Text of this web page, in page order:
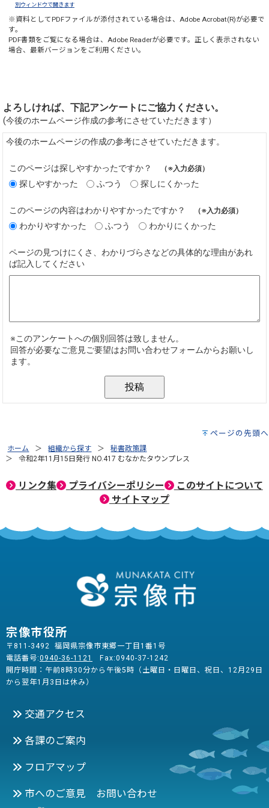
別ウィンドウで開きます
※資料としてPDFファイルが添付されている場合は、 Adobe Acrobat(R)が必要で
す。
PDF書類をご覧になる場合は、 Adobe Readerが必要です。正しく表示されない
場合、最新バージョンをご利用ください。
ページの先頭へ
ホーム 組織から探す
秘書政策課
令和2年11月15日発行 NO.417 むなかたタウンプレス
リンク集 プライバシーポリシー
このサイトについて
サイトマップ
宗像市役所
〒811-3492 福岡県宗像市東郷一丁目1番1号
電話番号:0940-36-1121
Fax:0940-37-1242
開庁時間：午前8時30分から午後5時（土曜日・日曜日、祝日、12月29日
から翌年1月3日は休み）
交通アクセス
各課のご案内
フロアマップ
市へのご意見 お問い合わせ